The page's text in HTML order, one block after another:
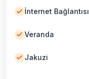
İnternet Bağlantısı
Veranda
Jakuzi